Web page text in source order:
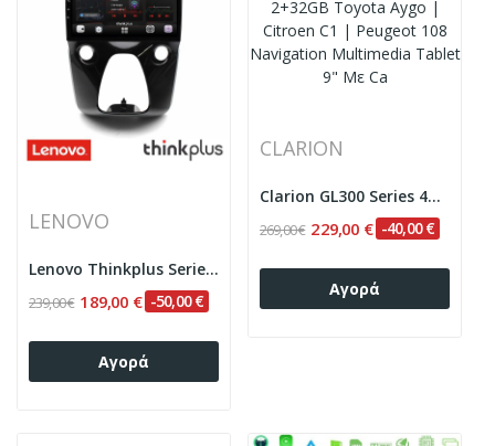
LENOVO
Lenovo Thinkplus Series 4Core Android15 2+32GB...
239,00 € 189,00 € -50,00 €
Αγορά
CLARION
Clarion GL300 Series 4Core Android ClarionOS...
269,00 € 229,00 € -40,00 €
Αγορά